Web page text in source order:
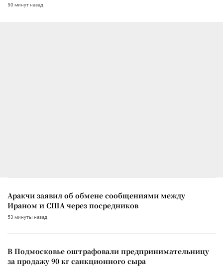
50 минут назад
Аракчи заявил об обмене сообщениями между
Ираном и США через посредников
53 минуты назад
В Подмосковье оштрафовали предпринимательницу
за продажу 90 кг санкционного сыра